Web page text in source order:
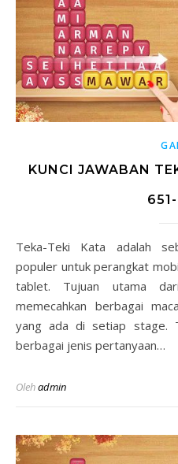
KUNCI JAWABAN
Teka-Teki Kata adalah sebuah game teka-teki yang
populer untuk perangkat
tablet. Tujuan utama
memecahkan berbagai
yang ada di setiap stage.
berbagai jenis pertanyaan…
Olehadmin